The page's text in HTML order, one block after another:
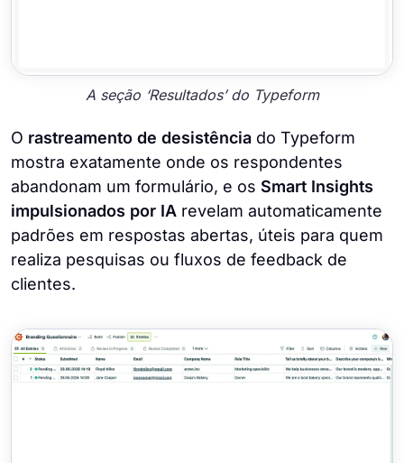
A seção ‘Resultados’ do Typeform
O rastreamento de desistência do Typeform
mostra exatamente onde os respondentes
abandonam um formulário, e os Smart Insights
impulsionados por IA revelam automaticamente
padrões em respostas abertas, úteis para quem
realiza pesquisas ou fluxos de feedback de
clientes.